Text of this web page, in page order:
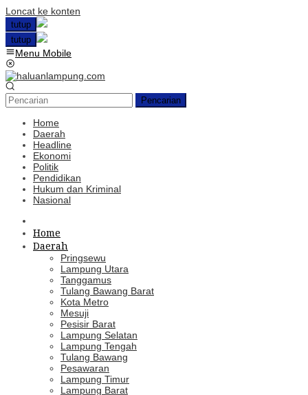
Loncat ke konten
tutup
tutup
Menu Mobile
Pencarian
Home
Daerah
Headline
Ekonomi
Politik
Pendidikan
Hukum dan Kriminal
Nasional
Home
Daerah
Pringsewu
Lampung Utara
Tanggamus
Tulang Bawang Barat
Kota Metro
Mesuji
Pesisir Barat
Lampung Selatan
Lampung Tengah
Tulang Bawang
Pesawaran
Lampung Timur
Lampung Barat